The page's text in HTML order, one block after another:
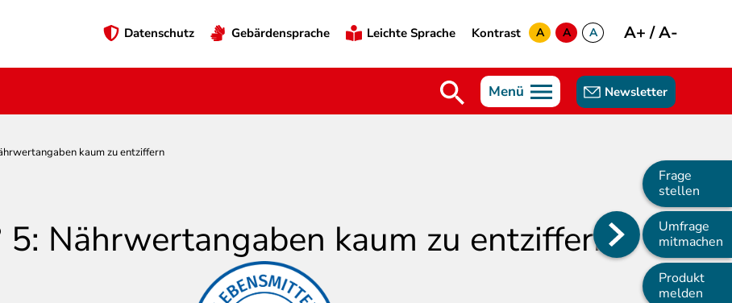
Preheader
Datenschutz Gebärdensprache Leichte Sprache Kontrast
A
A
A
A+/A-
Menü Newsletter
kaum zu entziffern
Main
navigation
Frage
stellen
Umfrage
mitmachen
Produkt
melden
Nährwertangaben kaum zu entziffern